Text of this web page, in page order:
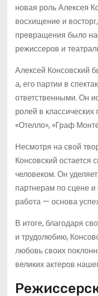
новая роль Алексея
восхищение и
превращения было
режиссеров и
Алексей Консовский
а, его партии в
ответственными. Он
ролей в классических
«Отелло», «Граф
Несмотря на свой
Консовский
человеком. Он
партнерам по сцене и
работа — основа
В итоге, благодаря
и трудолюбию,
любовь своих
великих актеров